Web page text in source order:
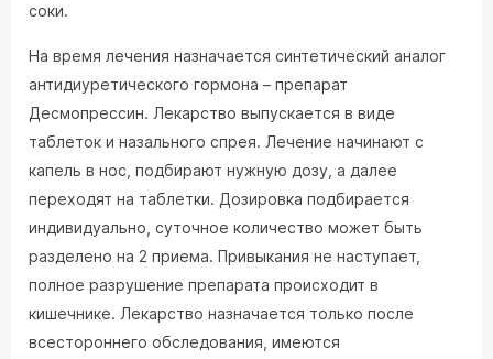
соки.
На время лечения назначается синтетический аналог
антидиуретического гормона – препарат
Десмопрессин. Лекарство выпускается в виде
таблеток и назального спрея. Лечение начинают с
капель в нос, подбирают нужную дозу, а далее
переходят на таблетки. Дозировка подбирается
индивидуально, суточное количество может быть
разделено на 2 приема. Привыкания не наступает,
полное разрушение препарата происходит в
кишечнике. Лекарство назначается только после
всестороннего обследования, имеются